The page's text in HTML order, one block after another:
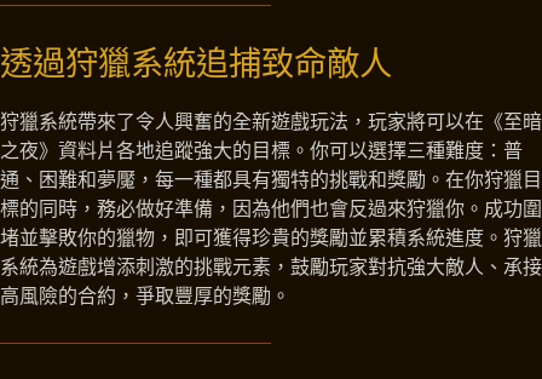
透過狩獵系統追捕致命敵人
狩獵系統帶來了令人興奮的全新遊戲玩法，玩家將可以在《至暗
之夜》資料片各地追蹤強大的目標。你可以選擇三種難度：普
通、困難和夢魘，每一種都具有獨特的挑戰和獎勵。在你狩獵目
標的同時，務必做好準備，因為他們也會反過來狩獵你。成功圍
堵並擊敗你的獵物，即可獲得珍貴的獎勵並累積系統進度。狩獵
系統為遊戲增添刺激的挑戰元素，鼓勵玩家對抗強大敵人、承接
高風險的合約，爭取豐厚的獎勵。